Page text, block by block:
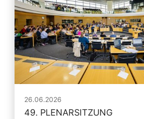
26.06.2026
49. PLENARSITZUNG